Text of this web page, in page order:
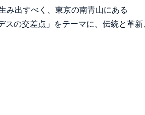
み出すべく、東京の南青山にある
の交差点」をテーマに、伝統と革新